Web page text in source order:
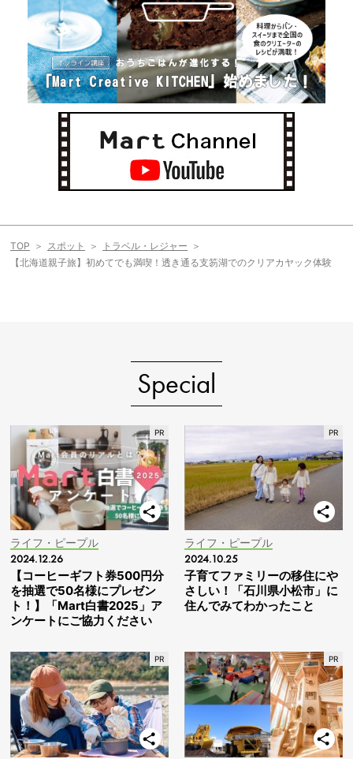
TOP スポット
トラベル・レジャー
【北海道親子旅】初めてでも満喫！透き通る支笏湖でのクリアカヤック体験
Special
ライフ・ピープル
2024.12.26
【コーヒーギフト券500円分
を抽選で50名様にプレゼン
ト！】「Mart白書2025」ア
ンケートにご協力ください
ライフ・ピープル
2024.10.25
子育てファミリーの移住にや
さしい！「石川県小松市」に
住んでみてわかったこと